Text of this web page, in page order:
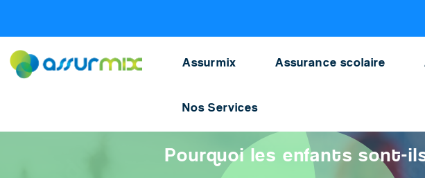
Assurmix Assurance scolaire
Nos Services
Pourquoi les enfants sont-